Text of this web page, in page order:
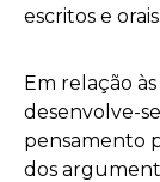
escritos e orais.
Em relação às
desenvolve-
pensamento
dos